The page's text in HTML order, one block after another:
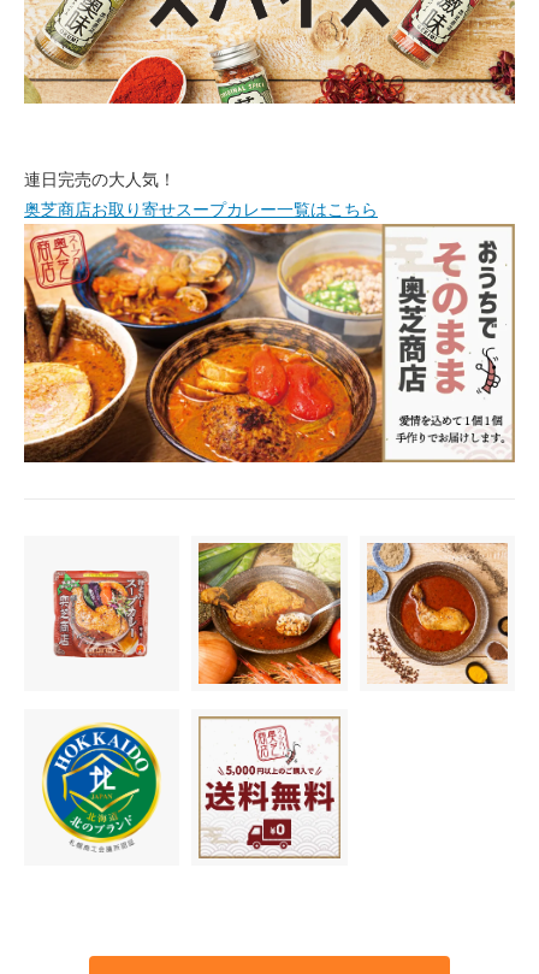
連日完売の大人気！
奥芝商店お取り寄せスープカレー一覧はこちら